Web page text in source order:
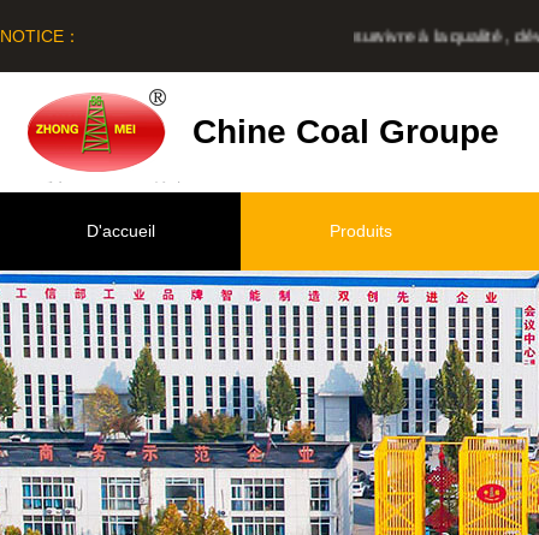
NOTICE： survivre à la qualité ,
Chine Coal Groupe
D'accueil Produits